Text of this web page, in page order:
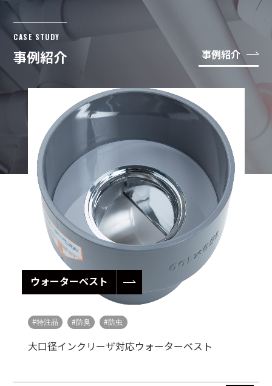
CASE STUDY
事例紹介 事例紹介
ウォーターベスト
特注品 防臭 防虫
大口径インクリーザ対応ウォーターベスト